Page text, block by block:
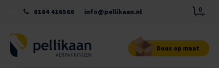
0184 416566 info@pellikaan.nl 0
Doos op maat